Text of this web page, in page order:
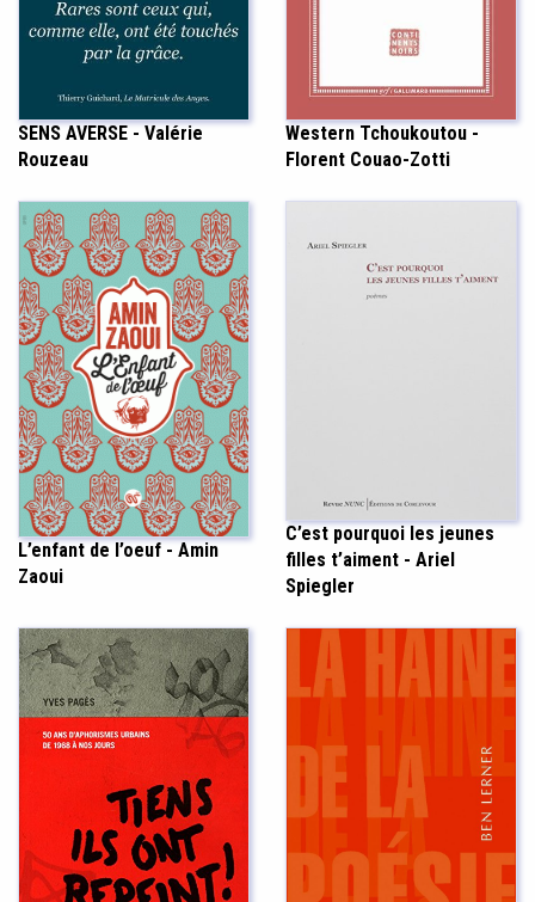
SENS AVERSE - Valérie
Rouzeau
Western Tchoukoutou -
Florent Couao-Zotti
L’enfant de l’oeuf - Amin
Zaoui
C’est pourquoi les jeunes
filles t’aiment - Ariel
Spiegler